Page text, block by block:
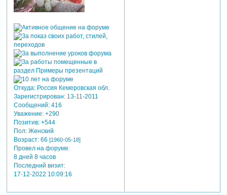
Откуда:Россия Кемеровская обл.
Зарегистрирован: 13-11-2011
Сообщений:416
Уважение: +290
Позитив: +544
Пол:Женский
Возраст:66 [1960-05-18]
Провел на форуме:
8 дней 8 часов
Последний визит:
17-12-2022 10:09:16